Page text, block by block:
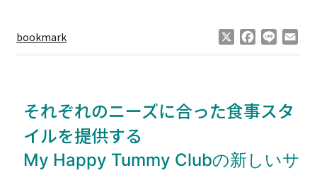
bookmark Facebook
Line
それぞれのニーズに合った食事スタ
イルを提供する
My Happy Tummy Clubの新しいサ